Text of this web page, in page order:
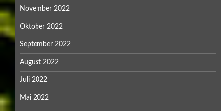
November 2022
Oktober 2022
September 2022
August 2022
Juli 2022
Mai 2022